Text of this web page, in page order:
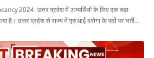
2024: उत्तर प्रदेश में अभ्यर्थियों के लिए एक बड़ा
है। उत्तर प्रदेश से राज्य में एसआई दरोगा के पदों पर भर्ती…